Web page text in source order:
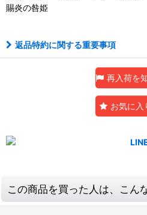
賜炎の咎姫
返品特約に関する重要事項
再入荷を
お気に入
この商品を買った人は、こん